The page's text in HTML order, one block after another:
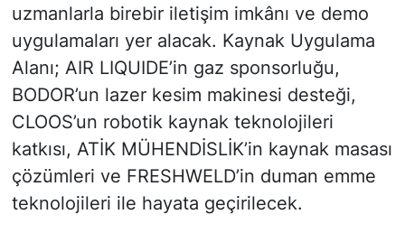
uzmanlarla birebir iletişim imkânı ve demo
uygulamaları yer alacak. Kaynak Uygulama
Alanı; AIR LIQUIDE’in gaz sponsorluğu,
BODOR’un lazer kesim makinesi desteği,
CLOOS’un robotik kaynak teknolojileri
katkısı, ATİK MÜHENDİSLİK’in kaynak masası
çözümleri ve FRESHWELD’in duman emme
teknolojileri ile hayata geçirilecek.